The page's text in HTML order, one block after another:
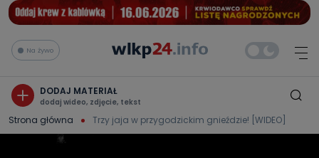
Na żywo
DODAJ MATERIAŁ
dodaj wideo, zdjęcie, tekst
Strona główna Trzy jaja w przygodzickim gnieździe! [WIDEO]